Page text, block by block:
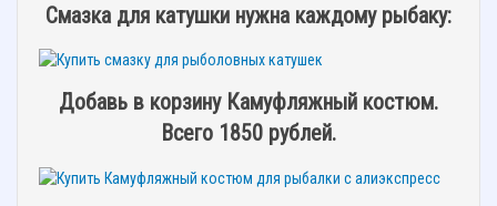
Смазка для катушки нужна каждому рыбаку:
Добавь в корзину Камуфляжный костюм.
Всего 1850 рублей.